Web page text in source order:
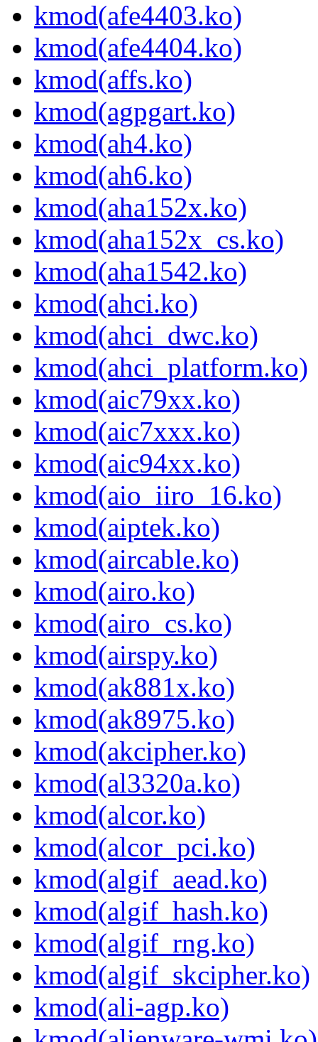
kmod(afe4403.ko)
kmod(afe4404.ko)
kmod(affs.ko)
kmod(agpgart.ko)
kmod(ah4.ko)
kmod(ah6.ko)
kmod(aha152x.ko)
kmod(aha152x_cs.ko)
kmod(aha1542.ko)
kmod(ahci.ko)
kmod(ahci_dwc.ko)
kmod(ahci_platform.ko)
kmod(aic79xx.ko)
kmod(aic7xxx.ko)
kmod(aic94xx.ko)
kmod(aio_iiro_16.ko)
kmod(aiptek.ko)
kmod(aircable.ko)
kmod(airo.ko)
kmod(airo_cs.ko)
kmod(airspy.ko)
kmod(ak881x.ko)
kmod(ak8975.ko)
kmod(akcipher.ko)
kmod(al3320a.ko)
kmod(alcor.ko)
kmod(alcor_pci.ko)
kmod(algif_aead.ko)
kmod(algif_hash.ko)
kmod(algif_rng.ko)
kmod(algif_skcipher.ko)
kmod(ali-agp.ko)